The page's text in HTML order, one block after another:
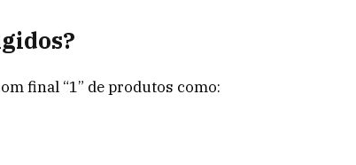
final “1” de produtos como: